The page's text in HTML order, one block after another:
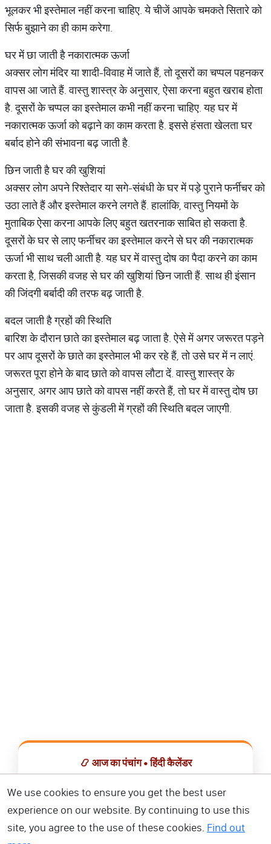
भूलकर भी इस्तेमाल नहीं करना चाहिए. ये चीजें आपके चमकते सितारे को
सिर्फ बुझाने का ही काम करेगा.
घर में छा जाती है नकारात्मक ऊर्जा
अक्सर लोग मंदिर या शादी-विवाह में जाते हैं, तो दूसरों का चप्पल पहनकर
वापस आ जाते हैं. वास्तु शास्त्र के अनुसार, ऐसा करना बहुत खराब होता
है. दूसरों के चप्पल का इस्तेमाल कभी नहीं करना चाहिए. यह घर में
नकारात्मक ऊर्जा को बढ़ाने का काम करता है. इससे हंसता खेलता घर
बर्बाद होने की संभावना बढ़ जाती है.
छिन जाती है घर की खुशियां
अक्सर लोग अपने रिश्तेदार या सगे-संबंधी के घर में पड़े पुराने फर्नीचर को
उठा लाते हैं और इस्तेमाल करने लगते हैं. हालांकि, वास्तु नियमों के
मुताबिक ऐसा करना आपके लिए बहुत खतरनाक साबित हो सकता है.
दूसरों के घर से लाए फर्नीचर का इस्तेमाल करने से घर की नकारात्मक
ऊर्जा भी साथ चली आती है. यह घर में वास्तु दोष का पैदा करने का काम
करता है, जिसकी वजह से घर की खुशियां छिन जाती हैं. साथ ही इंसान
की जिंदगी बर्बादी की तरफ बढ़ जाती है.
बदल जाती है ग्रहों की स्थिति
बारिश के दौरान छाते का इस्तेमाल बढ़ जाता है. ऐसे में अगर जरूरत पड़ने
पर आप दूसरों के छाते का इस्तेमाल भी कर रहे हैं, तो उसे घर में न लाएं.
जरूरत पूरा होने के बाद छाते को वापस लौटा दें. वास्तु शास्त्र के
अनुसार, अगर आप छाते को वापस नहीं करते हैं, तो घर में वास्तु दोष छा
जाता है. इसकी वजह से कुंडली में ग्रहों की स्थिति बदल जाएगी.
📿 आज का पंचांग • हिंदी कैलेंडर
📅 हिंदी कैलेंडर ऐप डाउनलोड करें
We use cookies to ensure you get the best user
experience on our website. By continuing to use this
site, you agree to the use of these cookies. Find out